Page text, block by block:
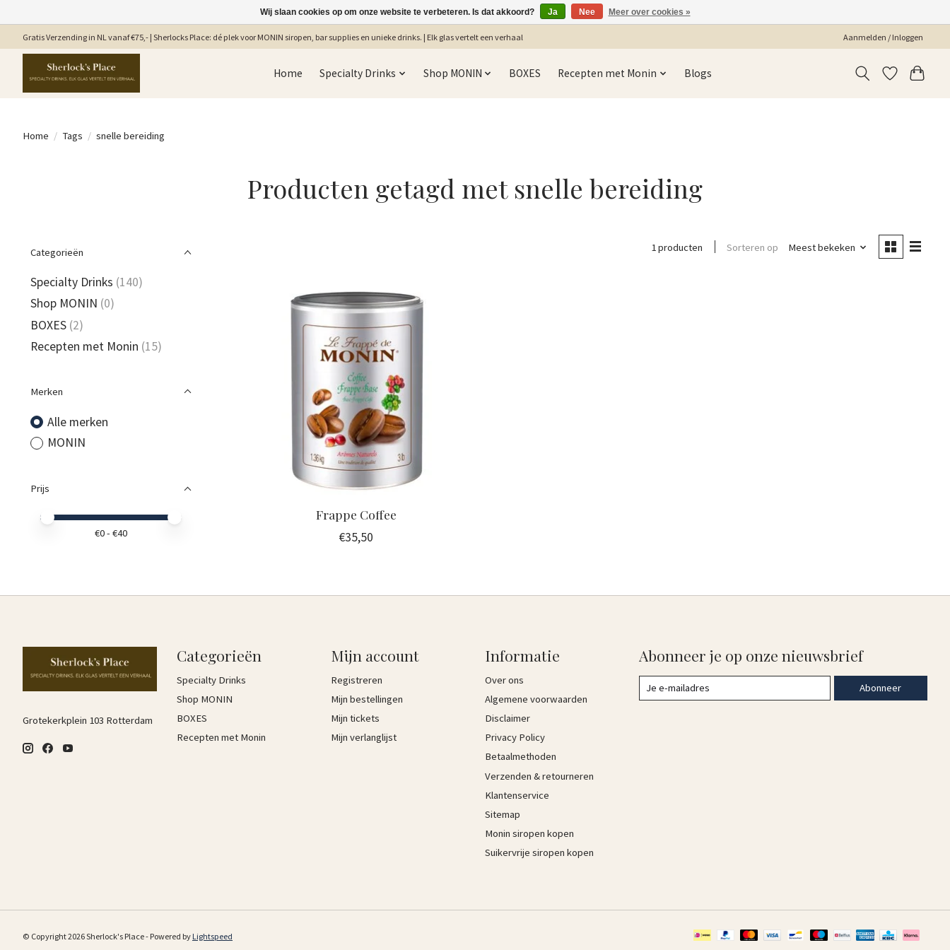
Gratis Verzending in NL vanaf €75,- | Sherlocks Place: dé plek voor MONIN siropen, bar supplies en unieke drinks. | Elk glas vertelt een verhaal Aanmelden / Inloggen
Home Specialty Drinks Shop MONIN BOXES Recepten met Monin Blogs
Home / Tags / snelle bereiding
Producten getagd met snelle bereiding
Categorieën
Specialty Drinks (140)
Shop MONIN (0)
BOXES (2)
Recepten met Monin (15)
Merken
Alle merken
MONIN
Prijs
Minimale prijswaarde
Price maximum value
€0- €40
1 producten Sorteren op Meest bekeken
Frappe Coffee
€35,50
Grotekerkplein 103 Rotterdam
Categorieën
Specialty Drinks
Shop MONIN
BOXES
Recepten met Monin
Mijn account
Registreren
Mijn bestellingen
Mijn tickets
Mijn verlanglijst
Informatie
Over ons
Algemene voorwaarden
Disclaimer
Privacy Policy
Betaalmethoden
Verzenden & retourneren
Klantenservice
Sitemap
Monin siropen kopen
Suikervrije siropen kopen
Abonneer je op onze nieuwsbrief
Abonneer
© Copyright 2026 Sherlock's Place - Powered byLightspeed
Wij slaan cookies op om onze website te verbeteren. Is dat akkoord? Ja Nee Meer over cookies »